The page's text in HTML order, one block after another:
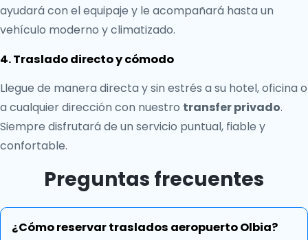
ayudará con el equipaje y le acompañará hasta un
vehículo moderno y climatizado.
4. Traslado directo y cómodo
Llegue de manera directa y sin estrés a su hotel, oficina o
a cualquier dirección con nuestro transfer privado.
Siempre disfrutará de un servicio puntual, fiable y
confortable.
Preguntas frecuentes
¿Cómo reservar traslados aeropuerto Olbia?